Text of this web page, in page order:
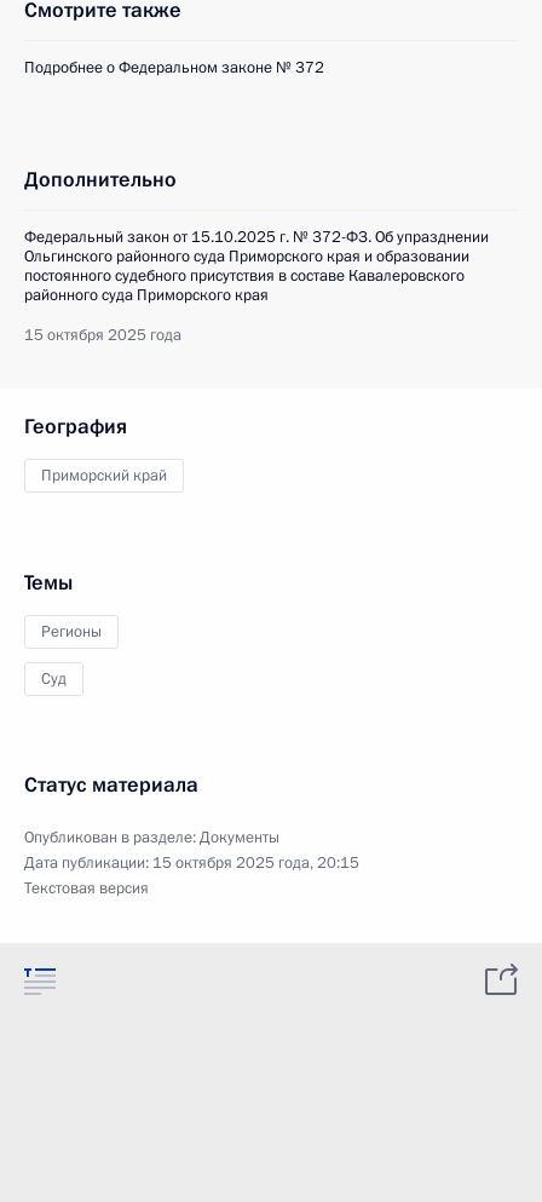
Смотрите также
Подробнее о Федеральном законе № 372
Дополнительно
Федеральный закон от 15.10.2025 г. № 372-ФЗ. Об упразднении
Ольгинского районного суда Приморского края и образовании
постоянного судебного присутствия в составе Кавалеровского
районного суда Приморского края
15 октября 2025 года
География
Приморский край
Темы
Регионы
Суд
Статус материала
Опубликован в разделе:Документы
Дата публикации: 15 октября 2025 года, 20:15
Текстовая версия